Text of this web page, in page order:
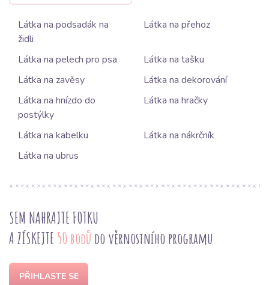
Látka na podsadák na
židli
Látka na přehoz
Látka na pelech pro psa
Látka na tašku
Látka na zavěsy
Látka na dekorování
Látka na hnízdo do
postýlky
Látka na hračky
Látka na kabelku
Látka na nákrčník
Látka na ubrus
SEM NAHRAJTE FOTKU
A ZÍSKEJTE 50 bodů do věrnostního programu
PŘIHLASTE SE